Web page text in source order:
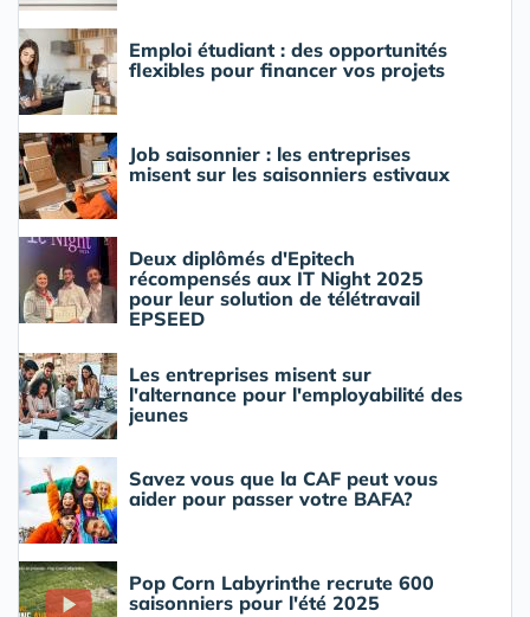
Emploi étudiant : des opportunités
flexibles pour financer vos projets
Job saisonnier : les entreprises
misent sur les saisonniers estivaux
Deux diplômés d'Epitech
récompensés aux IT Night 2025
pour leur solution de télétravail
EPSEED
Les entreprises misent sur
l'alternance pour l'employabilité des
jeunes
Savez vous que la CAF peut vous
aider pour passer votre BAFA?
Pop Corn Labyrinthe recrute 600
saisonniers pour l'été 2025